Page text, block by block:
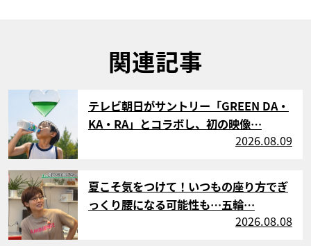
関連記事
テレビ朝日がサントリー「GREEN DA・
KA・RA」とコラボし、初の映像…
2026.08.09
サムネイル
夏こそ気をつけて！いつもの座り方でぎ
っくり腰になる可能性も…五輪…
2026.08.08